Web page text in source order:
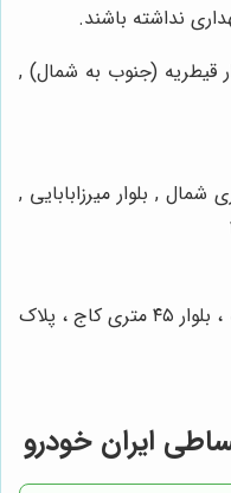
نداشته باشند.
قیطریه (جنوب به شمال) ,
شمال , بلوار میرزابابایی ,
استان البرز ، عظیمیه ، بلوار ۴۵ متری کاج ، پلاک
ایران خودرو